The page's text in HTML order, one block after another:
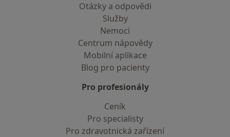
Otázky a odpovědi
Služby
Nemoci
Centrum nápovědy
Mobilní aplikace
Blog pro pacienty
Pro profesionály
Ceník
Pro specialisty
Pro zdravotnická zařízení